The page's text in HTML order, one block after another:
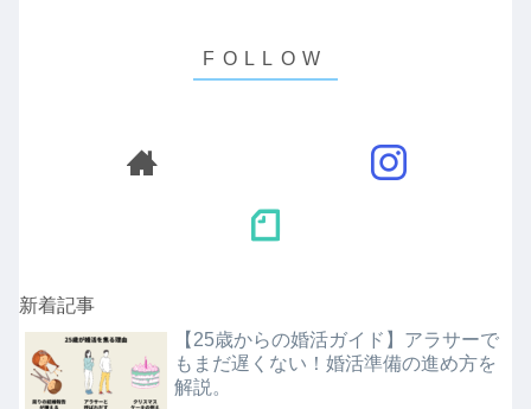
新着記事
【25歳からの婚活ガイド】アラサーで
もまだ遅くない！婚活準備の進め方を
解説。